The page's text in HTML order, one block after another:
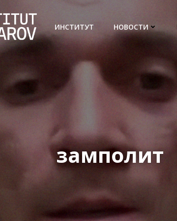
ИНСТИТУТ НОВОСТИ
замполит